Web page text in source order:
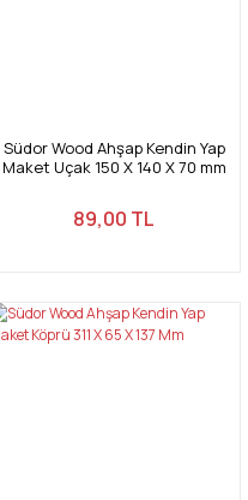
Südor Wood Ahşap Kendin Yap
Maket Uçak 150 X 140 X 70 mm
89,00 TL